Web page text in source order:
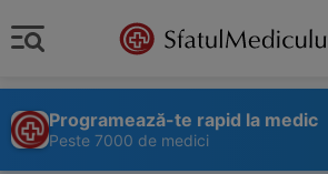
Programează-te rapid la medic
Peste 7000 de medici